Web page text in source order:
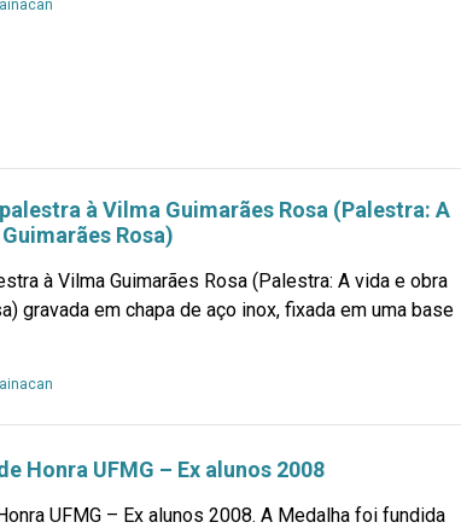
Leia
à Vilma Guimarães Rosa (Palestra: A
Rosa)
à Vilma Guimarães Rosa (Palestra: A vida e obra
gravada em chapa de aço inox, fixada em uma base
Leia
Honra UFMG – Ex alunos 2008
UFMG – Ex alunos 2008. A Medalha foi fundida